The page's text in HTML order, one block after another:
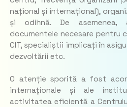
național și internațional),
și odihnă. De
documentele necesare pentru
CIT, specialiștii implicați în
dezvoltării etc.
O atenție sporită a fost
internaționale și ale
activitatea eficientă a